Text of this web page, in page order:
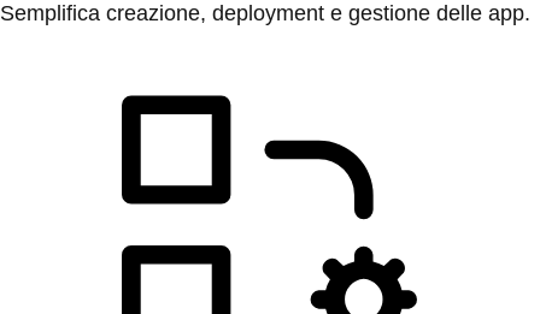
Semplifica creazione, deployment e gestione delle app.